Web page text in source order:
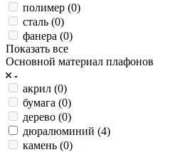
полимер (0)
сталь (0)
фанера (0)
Показать все
Основной материал плафонов
акрил (0)
бумага (0)
дерево (0)
дюралюминий (4)
камень (0)